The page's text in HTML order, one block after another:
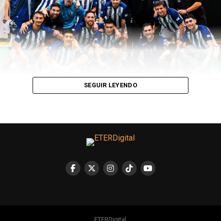
sueñan con volver a ser campeones de la mano de
Giannis, Minnesota apuesta fuerte por LaMelo y una
nueva generación de jóvenes talentos comienza a
escribir su historia en la mejor liga de básquet del
LEÉ TAMBIÉN
SEGUIR LEYENDO
ETERDigital